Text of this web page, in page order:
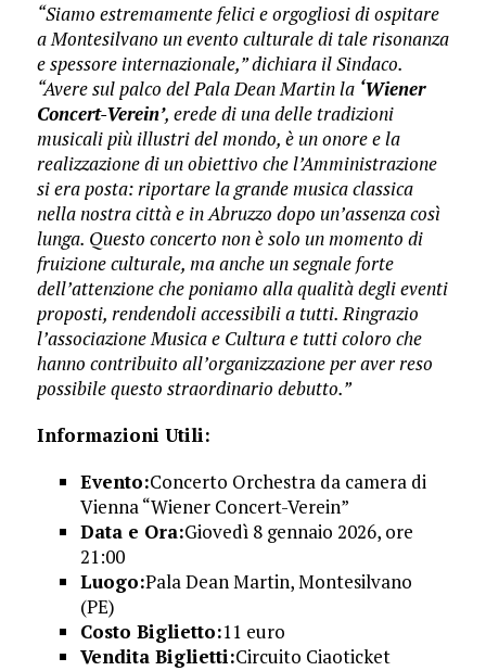
“Siamo estremamente felici e orgogliosi di ospitare
a Montesilvano un evento culturale di tale risonanza
e spessore internazionale,” dichiara il Sindaco.
“Avere sul palco del Pala Dean Martin la ‘Wiener
Concert-Verein’, erede di una delle tradizioni
musicali più illustri del mondo, è un onore e la
realizzazione di un obiettivo che l’Amministrazione
si era posta: riportare la grande musica classica
nella nostra città e in Abruzzo dopo un’assenza così
lunga. Questo concerto non è solo un momento di
fruizione culturale, ma anche un segnale forte
dell’attenzione che poniamo alla qualità degli eventi
proposti, rendendoli accessibili a tutti. Ringrazio
l’associazione Musica e Cultura e tutti coloro che
hanno contribuito all’organizzazione per aver reso
possibile questo straordinario debutto.”
Informazioni Utili:
Evento:Concerto Orchestra da camera di
Vienna “Wiener Concert-Verein”
Data e Ora:Giovedì 8 gennaio 2026, ore
21:00
Luogo:Pala Dean Martin, Montesilvano
(PE)
Costo Biglietto:11 euro
Vendita Biglietti:Circuito Ciaoticket